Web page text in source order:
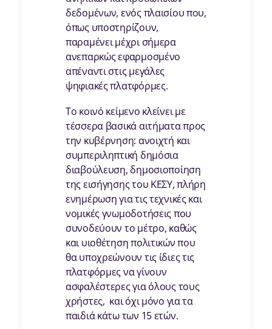
δεδομένων, ενός πλαισίου που,
όπως υποστηρίζουν,
παραμένει μέχρι σήμερα
ανεπαρκώς εφαρμοσμένο
απέναντι στις μεγάλες
ψηφιακές πλατφόρμες.
Το κοινό κείμενο κλείνει με
τέσσερα βασικά αιτήματα προς
την κυβέρνηση: ανοιχτή και
συμπεριληπτική δημόσια
διαβούλευση, δημοσιοποίηση
της εισήγησης του ΚΕΣΥ, πλήρη
ενημέρωση για τις τεχνικές και
νομικές γνωμοδοτήσεις που
συνοδεύουν το μέτρο, καθώς
και υιοθέτηση πολιτικών που
θα υποχρεώνουν τις ίδιες τις
πλατφόρμες να γίνουν
ασφαλέστερες για όλους τους
χρήστες, και όχι μόνο για τα
παιδιά κάτω των 15 ετών.